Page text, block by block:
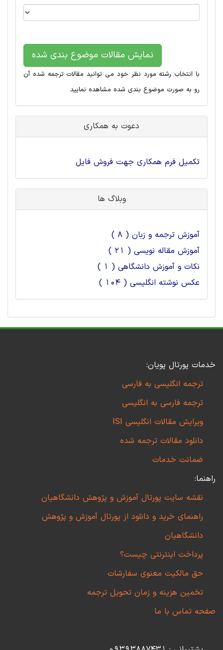
نمایش مقالات موضوع بندی شده
با انتخاب رشته مورد نظر خود می توانید مقالات ترجمه شده آن
رو به صورت موضوع بندی شده مشاهده نمایید
دعوت به همکاری
تکمیل فرم همکاری جهت فروش فایل
وبلاگ ها
آموزش ترجمه و زبان ( 8 )
آموزش مقاله نویسی ( 21 )
نکات و آموزش دانشگاهی ( 1 )
عکس نوشته انگلیسی ( 104 )
خدمات پورتال پویان:
ترجمه انگلیسی به فارسی
ترجمه فارسی به انگلیسی
ویرایش مقالات انگلیسی ISI
دانلود مقالات ترجمه شده
ضمانت خدمات
راهنما:
نقشه سایت پورتال آموزش و پژوهش دانشگاهیان
راهنمای خرید و دانلود از پورتال آموزش و پژوهش
دانشگاهیان
پرداخت اینترنتی چیست؟
حق مالکیت معنوی سفارشات
تخمین هزینه و زمان تحویل ترجمه
صفحه تماس با ما